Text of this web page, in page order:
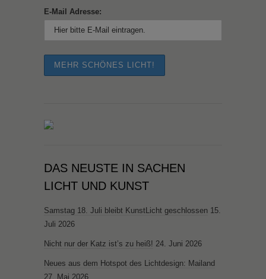
E-Mail Adresse:
DAS NEUSTE IN SACHEN
LICHT UND KUNST
Samstag 18. Juli bleibt KunstLicht geschlossen 15.
Juli 2026
Nicht nur der Katz ist’s zu heiß! 24. Juni 2026
Neues aus dem Hotspot des Lichtdesign: Mailand
27. Mai 2026